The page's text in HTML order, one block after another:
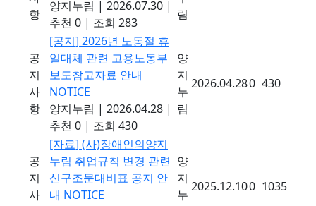
항
양지누림 | 2026.07.30 |
추천 0 | 조회 283
림
공
지
사
항
[공지] 2026년 노동절 휴
일대체 관련 고용노동부
보도참고자료 안내
NOTICE
양지누림 | 2026.04.28 |
추천 0 | 조회 430
양
지
누
림
2026.04.280 430
공
지
사
[자료] (사)장애인의양지
누림 취업규칙 변경 관련
신구조문대비표 공지 안
내 NOTICE
양
지
누
2025.12.100 1035